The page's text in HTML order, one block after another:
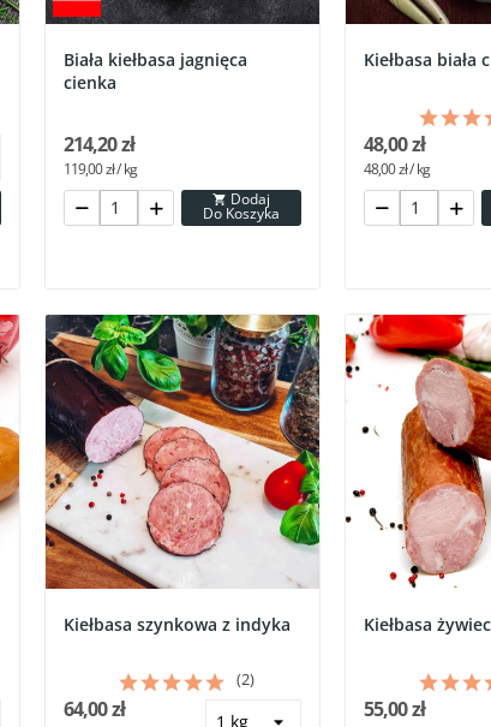
Biała kiełbasa jagnięca
cienka

Do Koszyka
214,20 zł
119,00 zł / kg
Kiełbasa biała
48,00 zł
48,00 zł / kg
Kiełbasa szynkowa z indyka
(2)
64,00 zł
Kiełbasa
55,00 zł